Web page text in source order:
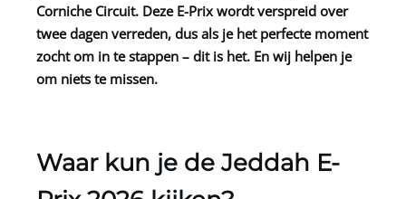
Corniche Circuit. Deze E-Prix wordt verspreid over
twee dagen verreden, dus als je het perfecte moment
zocht om in te stappen – dit is het. En wij helpen je
om niets te missen.
Waar kun je de Jeddah E-